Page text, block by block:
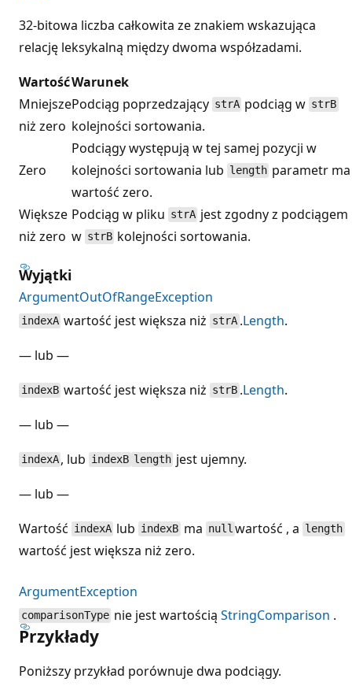
32-bitowa liczba całkowita ze znakiem wskazująca
relację leksykalną między dwoma współzadami.
WartośćWarunek
Mniejsze
niż zero
Podciąg poprzedzający strA podciąg w strB
kolejności sortowania.
Zero
Podciągy występują w tej samej pozycji w
kolejności sortowania lub length parametr ma
wartość zero.
Większe
niż zero
Podciąg w pliku strA jest zgodny z podciągem
w strB kolejności sortowania.
Wyjątki
ArgumentOutOfRangeException
indexA wartość jest większa niż strA.Length.
— lub —
indexB wartość jest większa niż strB.Length.
— lub —
indexA , lub indexB length jest ujemny.
— lub —
Wartość indexA lub indexB ma null wartość , a length
wartość jest większa niż zero.
ArgumentException
comparisonType nie jest wartościąStringComparison .
Przykłady
Poniższy przykład porównuje dwa podciągy.